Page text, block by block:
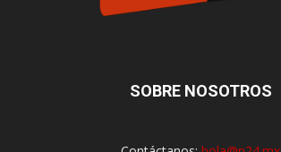
SOBRE NOSOTROS